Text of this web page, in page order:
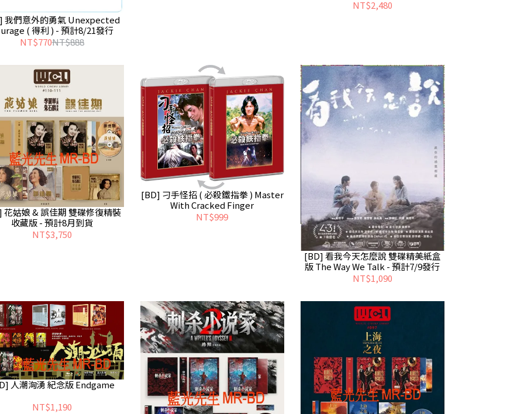
我們意外的勇氣 Unexpected
( 得利 ) - 預計8/21發行
NT$770NT$888
NT$2,480
娘 & 誤佳期 雙碟修復精裝
收藏版 - 預計8月到貨
NT$3,750
[BD] 刁手怪招 ( 必殺鐵指拳 ) Master
With Cracked Finger
NT$999
[BD] 看我今天怎麼說 雙碟精美紙盒
版 The Way We Talk - 預計7/9發行
NT$1,090
人潮洶湧 紀念版 Endgame
NT$1,190